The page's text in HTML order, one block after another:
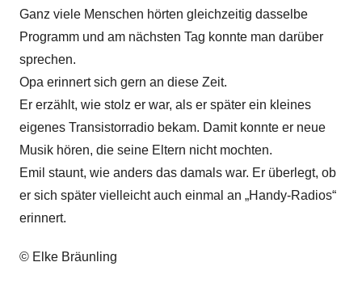
Ganz viele Menschen hörten gleichzeitig dasselbe
Programm und am nächsten Tag konnte man darüber
sprechen.
Opa erinnert sich gern an diese Zeit.
Er erzählt, wie stolz er war, als er später ein kleines
eigenes Transistorradio bekam. Damit konnte er neue
Musik hören, die seine Eltern nicht mochten.
Emil staunt, wie anders das damals war. Er überlegt, ob
er sich später vielleicht auch einmal an „Handy-Radios“
erinnert.
© Elke Bräunling